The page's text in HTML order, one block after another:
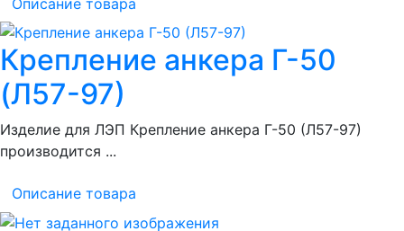
Крепление анкера Г-50
(Л57-97)
Изделие для ЛЭП Крепление анкера Г-50 (Л57-97)
производится ...
Описание товара